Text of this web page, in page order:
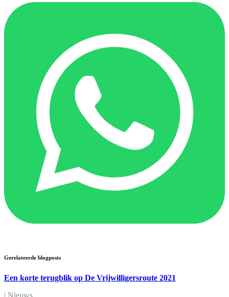
Gerelateerde blogposts
Een korte terugblik op De Vrijwilligersroute 2021
| Nieuws